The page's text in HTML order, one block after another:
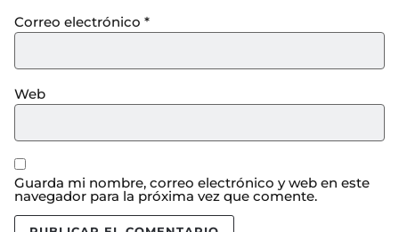
Correo electrónico *
Web
Guarda mi nombre, correo electrónico y web en este
navegador para la próxima vez que comente.